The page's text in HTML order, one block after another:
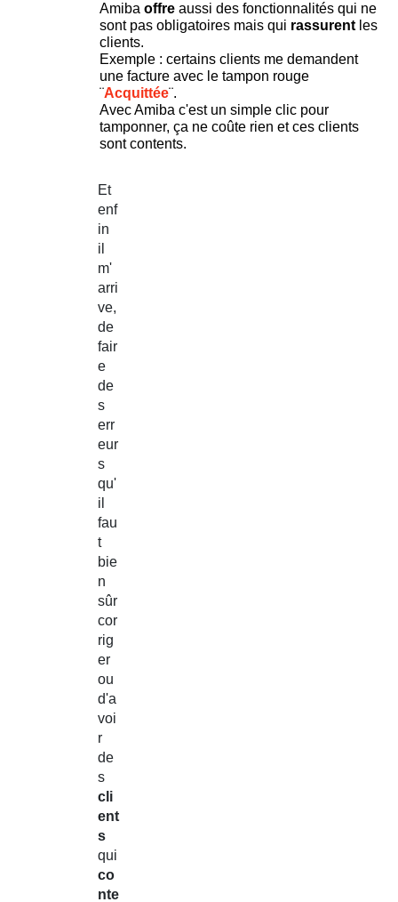
Amiba offre aussi des fonctionnalités qui ne
sont pas obligatoires mais qui rassurent les
clients.
Exemple : certains clients me demandent
une facture avec le tampon rouge
¨Acquittée¨.
Avec Amiba c'est un simple clic pour
tamponner, ça ne coûte rien et ces clients
sont contents.
Et
enf
in
il
m'
arri
ve,
de
fair
e
de
s
err
eur
s
qu'
il
fau
t
bie
n
sûr
cor
rig
er
ou
d'a
voi
r
de
s
cli
ent
s
qui
co
nte